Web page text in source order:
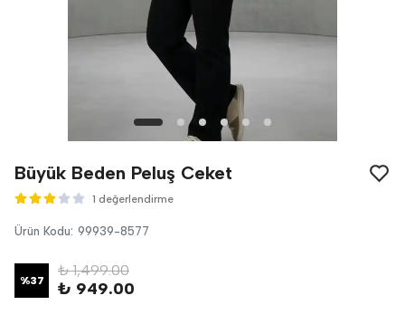
Büyük Beden Peluş Ceket
1 değerlendirme
Ürün Kodu: 99939-8577
%37
₺ 1,499.00
₺ 949.00